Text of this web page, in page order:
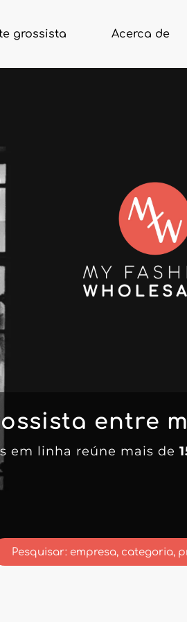
grossista Acerca de
entre
em linha reúne mais de